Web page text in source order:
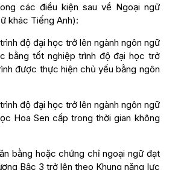
các điều kiện sau về Ngoại ngữ
khác Tiếng Anh):
độ đại học trở lên ngành ngôn ngữ
bằng tốt nghiệp trình độ đại học trở
được thực hiện chủ yếu bằng ngôn
độ đại học trở lên ngành ngôn ngữ
Hoa Sen cấp trong thời gian không
bằng hoặc chứng chỉ ngoại ngữ đạt
Bậc 3 trở lên theo Khung năng lực